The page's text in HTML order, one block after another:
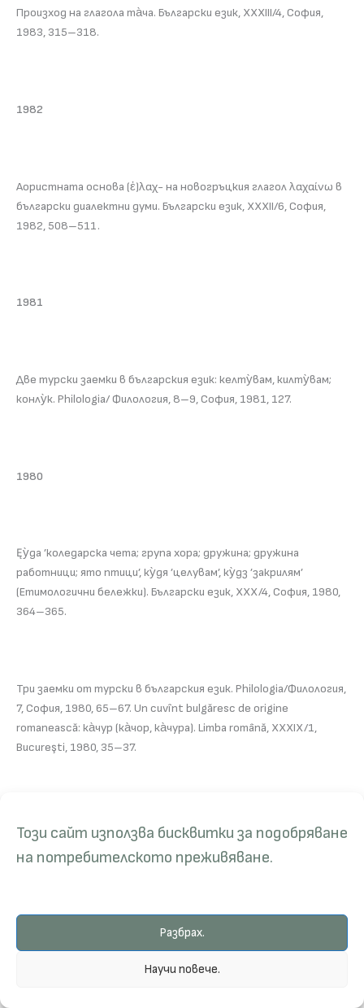
Този сайт използва бисквитки за подобряване
на потребителското преживяване.
Разбрах.
Научи повече.
Произход на глагола та̀ча. Български език, XXXIII/4, София,
1983, 315–318.
1982
Аористната основа (ἐ)λαχ- на новогръцкия глагол λαχαίνω в
български диалектни думи. Български език, XXXII/6, София,
1982, 508–511.
1981
Две турски заемки в българския език: келту̀вам, килту̀вам;
конлу̀к. Philologia/ Филология, 8–9, София, 1981, 127.
1980
Ęу̀да ’коледарска чета; група хора; дружина; дружина
работници; ято птици’, ку̀дя ’целувам’, ку̀дз ’закрилям’
(Етимологични бележки). Български език, XXX/4, София, 1980,
364–365.
Три заемки от турски в българския език. Philologia/Филология,
7, София, 1980, 65–67. Un cuvînt bulgăresc de origine
romanească: ка̀чур (ка̀чор, ка̀чура). Limba română, XXXIX/1,
Bucureşti, 1980, 35–37.
1979
Ред. В. И. Георгиев. София, Издателство на БАН, 1979, 221–
312 (от капладѝсвам до квя̀ту), 365–409 (от ким1 до кѝяк),